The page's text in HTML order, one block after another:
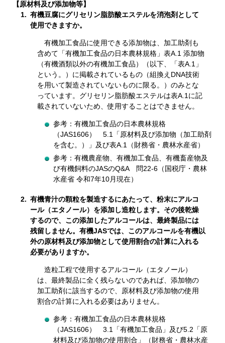
【原材料及び添加物等】
1. 有機豆腐にグリセリン脂肪酸エステルを消泡剤として
使用できますか。
有機加工食品に使用できる添加物は、加工助剤も
含めて「有機加工食品の日本農林規格」表A.1 添加物
（有機酒類以外の有機加工食品）（以下、「表A.1」
という。）に掲載されているもの（組換えDNA技術
を用いて製造されていないものに限る。）のみとな
っています。グリセリン脂肪酸エステルは表A.1に記
載されていないため、使用することはできません。
参考：有機加工食品の日本農林規格
（JAS1606） 5.1「原材料及び添加物（加工助剤
を含む。）」及び表A.1（財務省・農林水産省）
参考：有機農産物、有機加工食品、有機畜産物及
び有機飼料のJASのQ&A 問22-6（国税庁・農林
水産省 令和7年10月現在）
2. 有機青汁の顆粒を製造するにあたって、粉末にアルコ
ール（エタノール）を添加し造粒します。その後乾燥
するので、この添加したアルコールは、最終製品には
残留しません。有機JASでは、このアルコールを有機以
外の原材料及び添加物として使用割合の計算に入れる
必要がありますか。
造粒工程で使用するアルコール（エタノール）
は、最終製品に全く残らないのであれば、添加物の
加工助剤に該当するので、原材料及び添加物の使用
割合の計算に入れる必要はありません。
参考：有機加工食品の日本農林規格
（JAS1606） 3.1「有機加工食品」及び5.2「原
材料及び添加物の使用割合」（財務省・農林水産